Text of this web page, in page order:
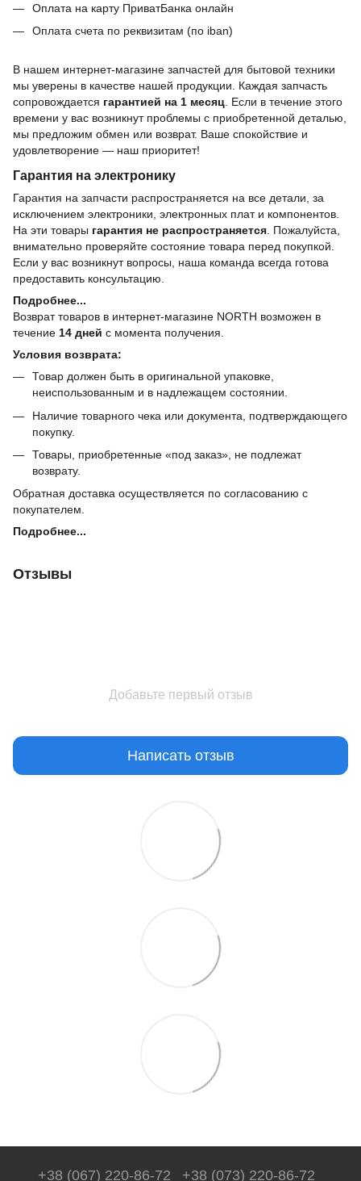
Оплата на карту ПриватБанка онлайн
Оплата счета по реквизитам (по iban)
В нашем интернет-магазине запчастей для бытовой техники
мы уверены в качестве нашей продукции. Каждая запчасть
сопровождается гарантией на 1 месяц. Если в течение этого
времени у вас возникнут проблемы с приобретенной деталью,
мы предложим обмен или возврат. Ваше спокойствие и
удовлетворение — наш приоритет!
Гарантия на электронику
Гарантия на запчасти распространяется на все детали, за
исключением электроники, электронных плат и компонентов.
На эти товары гарантия не распространяется . Пожалуйста,
внимательно проверяйте состояние товара перед покупкой.
Если у вас возникнут вопросы, наша команда всегда готова
предоставить консультацию.
Подробнее...
Возврат товаров в интернет-магазине NORTH возможен в
течение 14 дней с момента получения.
Условия возврата:
Товар должен быть в оригинальной упаковке,
неиспользованным и в надлежащем состоянии.
Наличие товарного чека или документа, подтверждающего
покупку.
Товары, приобретенные «под заказ», не подлежат
возврату.
Обратная доставка осуществляется по согласованию с
покупателем.
Подробнее...
Отзывы
Добавьте первый отзыв
Написать отзыв
+38 (067) 220-86-72 +38 (073) 220-86-72